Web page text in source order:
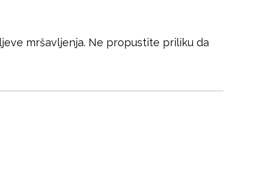
mršavljenja. Ne propustite priliku da